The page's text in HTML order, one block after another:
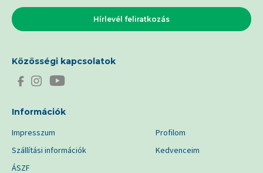
Információk
Impresszum
Szállítási információk
ÁSZF
Profilom
Kedvenceim
Hírlevél feliratkozás
Közösségi kapcsolatok